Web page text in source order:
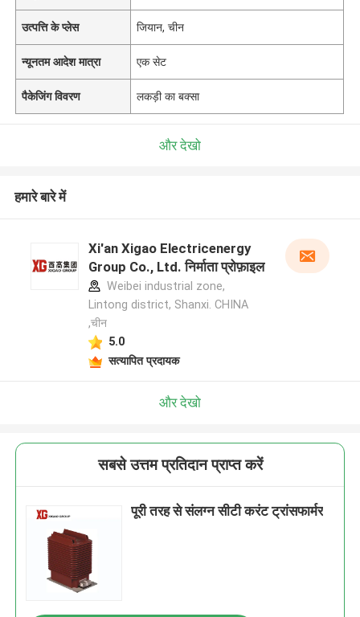
उत्पत्ति के प्लेस जियान, चीन
न्यूनतम आदेश मात्रा एक सेट
पैकेजिंग विवरण लकड़ी का बक्सा
और देखो
हमारे बारे में
Xi'an Xigao Electricenergy
Group Co., Ltd. निर्माता प्रोफ़ाइल
Weibei industrial zone,
Lintong district, Shanxi. CHINA
,चीन
5.0
सत्यापित प्रदायक
और देखो
सबसे उत्तम प्रतिदान प्राप्त करें
पूरी तरह से संलग्न सीटी करंट ट्रांसफार्मर